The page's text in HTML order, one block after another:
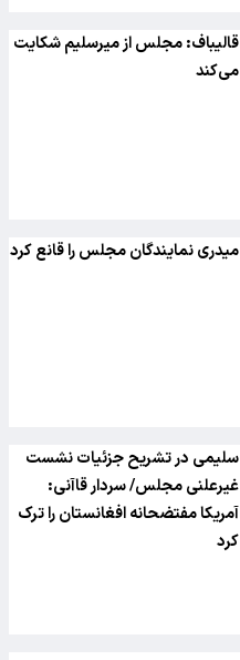
قالیباف: مجلس از میرسلیم شکایت
می‌کند
میدری نمایندگان مجلس را قانع کرد
سلیمی در تشریح جزئیات نشست
غیرعلنی مجلس/ سردار قاآنی:
آمریکا مفتضحانه افغانستان را ترک
کرد